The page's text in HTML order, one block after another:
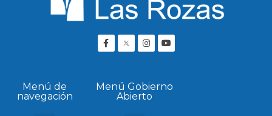
Menú de
navegación
Menú Gobierno
Abierto